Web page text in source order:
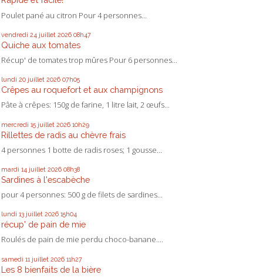
Poulet pané au citron Pour 4 personnes...
vendredi 24 juillet 2026 08h47
Quiche aux tomates
Récup' de tomates trop mûres Pour 6 personnes...
lundi 20 juillet 2026 07h05
Crêpes au roquefort et aux champignons
Pâte à crêpes: 150g de farine, 1 litre lait, 2 œufs...
mercredi 15 juillet 2026 10h29
Rillettes de radis au chèvre frais
4 personnes 1 botte de radis roses; 1 gousse...
mardi 14 juillet 2026 08h38
Sardines à l'escabèche
pour 4 personnes: 500 g de filets de sardines...
lundi 13 juillet 2026 15h04
récup' de pain de mie
Roulés de pain de mie perdu choco-banane....
samedi 11 juillet 2026 11h27
Les 8 bienfaits de la bière